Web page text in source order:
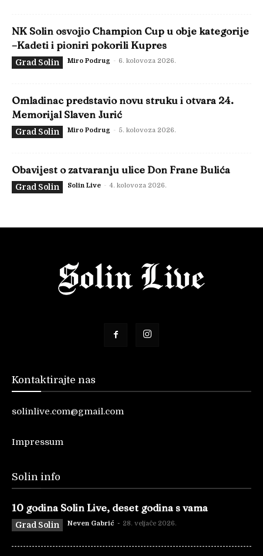
NK Solin osvojio Champion Cup u obje kategorije
–Kadeti i pioniri pokorili Kupres
Grad Solin Miro Podrug - 6. kolovoza 2026.
Omladinac predstavio novu struku i otvara 24.
Memorijal Slaven Jurić
Grad Solin Miro Podrug - 5. kolovoza 2026.
Obavijest o zatvaranju ulice Don Frane Bulića
Grad Solin Solin Live - 4. kolovoza 2026.
Kontaktirajte nas
solinlive.com@gmail.com
Impressum
Solin info
10 godina Solin Live, deset godina s vama
Grad Solin Neven Gabrić - 28. veljače 2026.